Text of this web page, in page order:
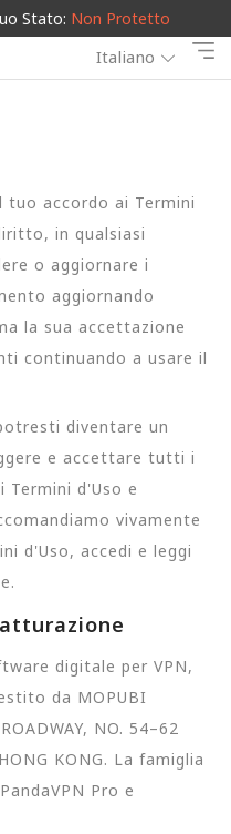
Stato: Non Protetto
Italiano
accordo ai Termini
in qualsiasi
o aggiornare i
aggiornando
la sua accettazione
continuando a usare il
diventare un
e accettare tutti i
d'Uso e
vivamente
d'Uso, accedi e leggi
digitale per VPN,
da MOPUBI
NO. 54–62
KONG. La famiglia
Pro e